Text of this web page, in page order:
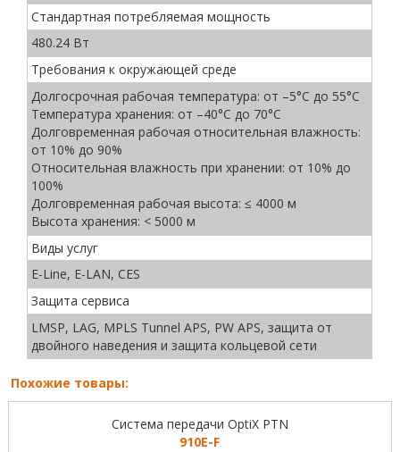
Стандартная потребляемая мощность
480.24 Вт
Требования к окружающей среде
Долгосрочная рабочая температура: от –5°C до 55°C
Температура хранения: от –40°C до 70°C
Долговременная рабочая относительная влажность:
от 10% до 90%
Относительная влажность при хранении: от 10% до
100%
Долговременная рабочая высота: ≤ 4000 м
Высота хранения: < 5000 м
Виды услуг
E-Line, E-LAN, CES
Защита сервиса
LMSP, LAG, MPLS Tunnel APS, PW APS, защита от
двойного наведения и защита кольцевой сети
Похожие товары:
Система передачи OptiX PTN
910E-F